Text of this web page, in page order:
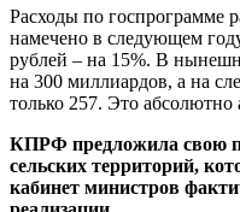
Расходы по госпрограмме
намечено в следующем
рублей – на 15%. В
на 300 миллиардов, а на
только 257. Это абсолютно
КПРФ предложила свою
сельских территорий,
кабинет министров